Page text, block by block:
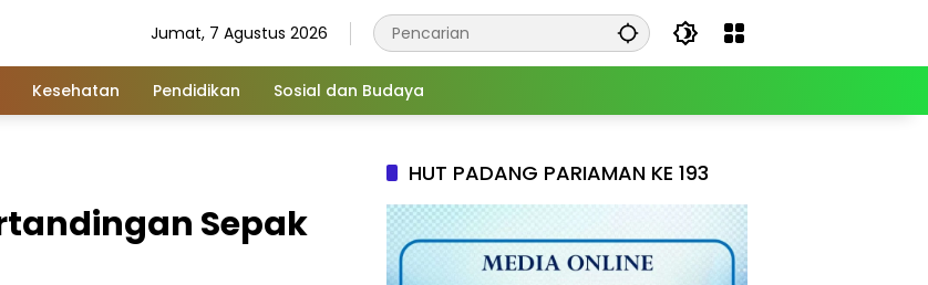
Jumat, 7 Agustus 2026
Kesehatan Pendidikan Sosial dan Budaya
Sepak
HUT PADANG PARIAMAN KE 193